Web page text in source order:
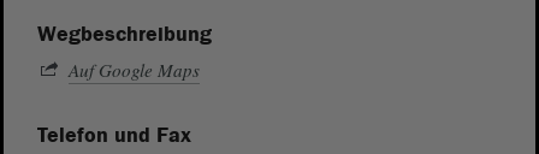
Wegbeschreibung
Auf Google Maps
Telefon und Fax